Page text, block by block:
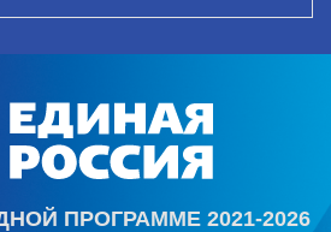
ПРОГРАММЕ 2021-2026